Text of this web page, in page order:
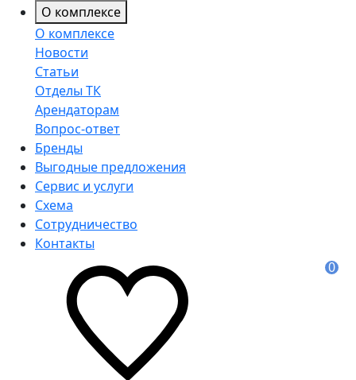
О комплексе
О комплексе
Новости
Статьи
Отделы ТК
Арендаторам
Вопрос-ответ
Бренды
Выгодные предложения
Сервис и услуги
Схема
Сотрудничество
Контакты
0